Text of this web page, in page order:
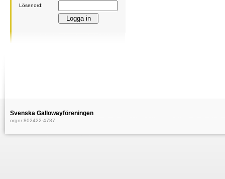
Lösenord:
Svenska Gallowayföreningen
orgnr 802422-4787